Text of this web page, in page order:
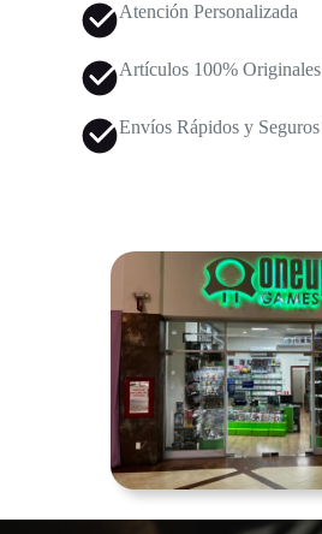
Atención Personalizada
Artículos 100% Originales
Envíos Rápidos y Seguros